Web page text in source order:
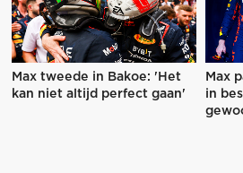
Max tweede in Bakoe: 'Het
kan niet altijd perfect gaan'
Max
in